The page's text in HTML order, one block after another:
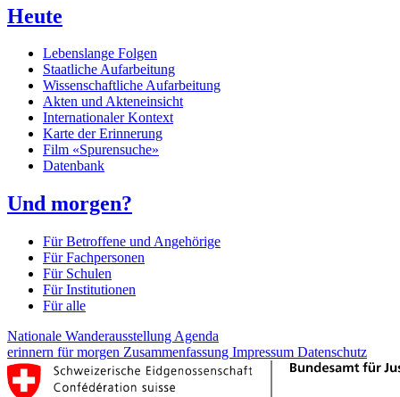
Heute
Lebenslange Folgen
Staatliche Aufarbeitung
Wissenschaftliche Aufarbeitung
Akten und Akteneinsicht
Internationaler Kontext
Karte der Erinnerung
Film «Spurensuche»
Datenbank
Und morgen?
Für Betroffene und Angehörige
Für Fachpersonen
Für Schulen
Für Institutionen
Für alle
Nationale Wanderausstellung Agenda
erinnern für morgen Zusammenfassung Impressum Datenschutz